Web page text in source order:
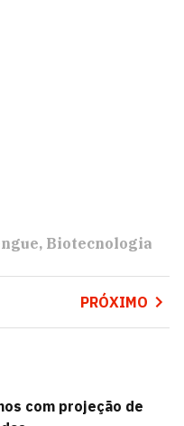
Biotecnologia
PRÓXIMO
com projeção de